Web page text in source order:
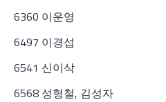
6360 이운영
6497 이경섭
6541 신이삭
6568 성형철, 김성자